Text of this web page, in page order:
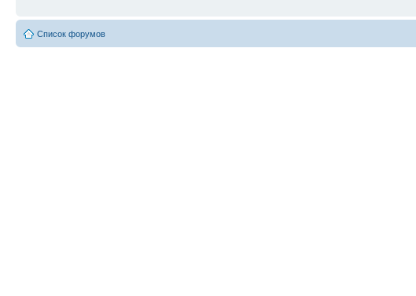
Список форумов